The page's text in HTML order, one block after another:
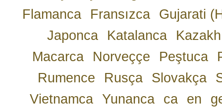
Flamanca
Fransızca
Gujarati
Japonca
Katalanca
Kazakh
Macarca
Norveççe Peştuca
Rumence
Rusça Slovakça
Vietnamca
Yunanca ca en